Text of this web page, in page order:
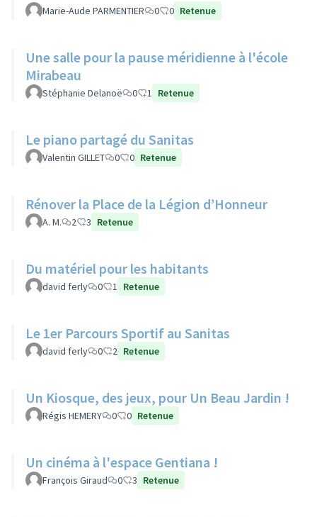
Marie-Aude PARMENTIER 0 0 Retenue
Une salle pour la pause méridienne à l'école
Mirabeau
Stéphanie Delanoë 0 1 Retenue
Le piano partagé du Sanitas
Valentin GILLET 0 0 Retenue
Rénover la Place de la Légion d’Honneur
A. M. 2 3 Retenue
Du matériel pour les habitants
david ferly 0 1 Retenue
Le 1er Parcours Sportif au Sanitas
david ferly 0 2 Retenue
Un Kiosque, des jeux, pour Un Beau Jardin !
Régis HEMERY 0 0 Retenue
Un cinéma à l'espace Gentiana !
François Giraud 0 3 Retenue